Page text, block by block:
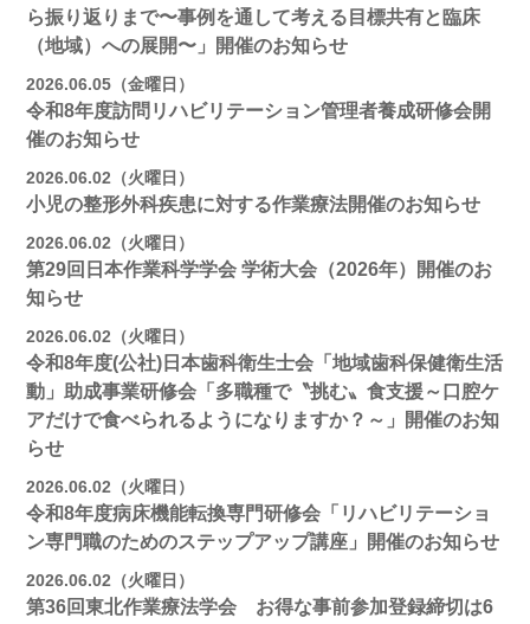
ら振り返りまで〜事例を通して考える目標共有と臨床
（地域）への展開〜」開催のお知らせ
2026.06.05（金曜日）
令和8年度訪問リハビリテーション管理者養成研修会開
催のお知らせ
2026.06.02（火曜日）
小児の整形外科疾患に対する作業療法開催のお知らせ
2026.06.02（火曜日）
第29回日本作業科学学会 学術大会（2026年）開催のお
知らせ
2026.06.02（火曜日）
令和8年度(公社)日本歯科衛生士会「地域歯科保健衛生活
動」助成事業研修会「多職種で〝挑む〟食支援～口腔ケ
アだけで食べられるようになりますか？～」開催のお知
らせ
2026.06.02（火曜日）
令和8年度病床機能転換専門研修会「リハビリテーショ
ン専門職のためのステップアップ講座」開催のお知らせ
2026.06.02（火曜日）
第36回東北作業療法学会 お得な事前参加登録締切は6